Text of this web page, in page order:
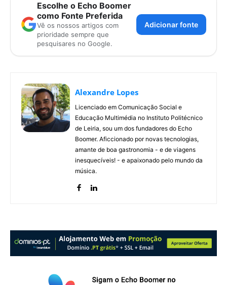
Escolhe o Echo Boomer
como Fonte Preferida
Vê os nossos artigos com
prioridade sempre que
pesquisares no Google.
Adicionar fonte
Alexandre Lopes
Licenciado em Comunicação Social e
Educação Multimédia no Instituto Politécnico
de Leiria, sou um dos fundadores do Echo
Boomer. Aficcionado por novas tecnologias,
amante de boa gastronomia - e de viagens
inesquecíveis! - e apaixonado pelo mundo da
música.